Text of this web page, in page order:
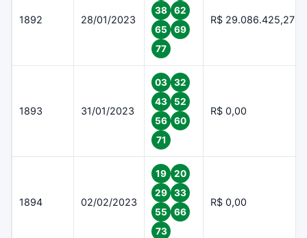
1892 28/01/2023
38
62
65
69
77
R$ 29.086.425,27
1893 31/01/2023
03
32
43
52
56
60
71
R$ 0,00
1894 02/02/2023
19
20
29
33
55
66
73
R$ 0,00